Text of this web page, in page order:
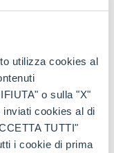
utilizza cookies al
o sulla "X"
inviati cookies al di
TUTTI"
i cookie di prima
que mejora el
respecto al
los pesosy
transversal.